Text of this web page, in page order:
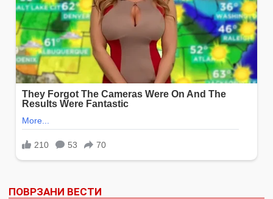
ПОВРЗАНИ ВЕСТИ